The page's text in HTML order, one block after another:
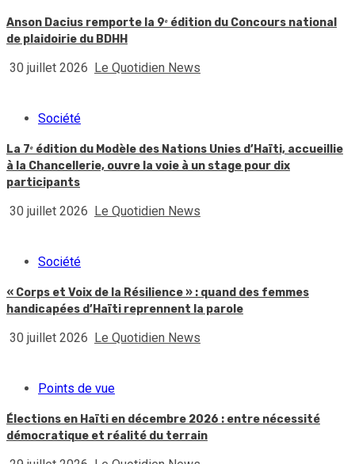
Anson Dacius remporte la 9ᵉ édition du Concours national
de plaidoirie du BDHH
30 juillet 2026 Le Quotidien News
Société
La 7ᵉ édition du Modèle des Nations Unies d’Haïti, accueillie
à la Chancellerie, ouvre la voie à un stage pour dix
participants
30 juillet 2026 Le Quotidien News
Société
« Corps et Voix de la Résilience » : quand des femmes
handicapées d’Haïti reprennent la parole
30 juillet 2026 Le Quotidien News
Points de vue
Élections en Haïti en décembre 2026 : entre nécessité
démocratique et réalité du terrain